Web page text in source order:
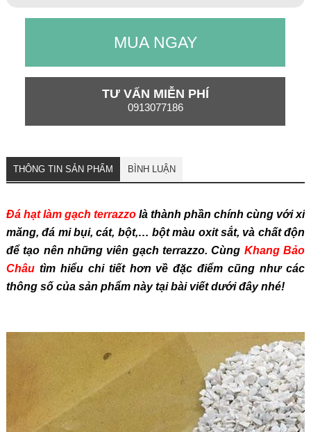
MUA NGAY
TƯ VẤN MIỄN PHÍ
0913077186
THÔNG TIN SẢN PHẨM BÌNH LUẬN
Đá hạt làm gạch terrazzolà thành phần chính cùng với xi
măng, đá mi bụi, cát, bột,… bột màu oxit sắt, và chất độn
để tạo nên những viên gạch terrazzo. Cùng Khang Bảo
Châutìm hiểu chi tiết hơn về đặc điểm cũng như các
thông số của sản phẩm này tại bài viết dưới đây nhé!